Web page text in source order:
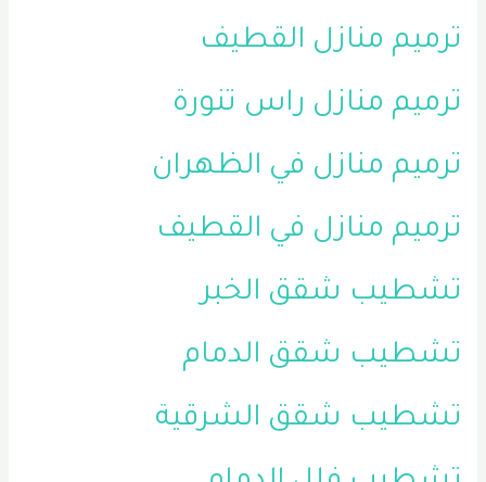
ترميم منازل القطيف
ترميم منازل راس تنورة
ترميم منازل في الظهران
ترميم منازل في القطيف
تشطيب شقق الخبر
تشطيب شقق الدمام
تشطيب شقق الشرقية